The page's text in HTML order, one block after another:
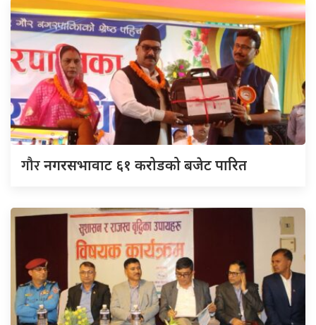
गौरनगरसभावाट ६१ करोडको बजेट पारित